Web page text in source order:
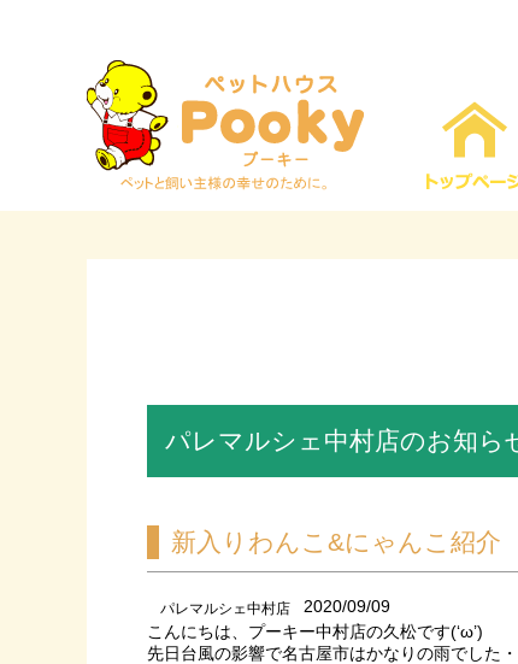
パレマルシェ中村店のお知ら
新入りわんこ&にゃんこ紹介
パレマルシェ中村店 2020/09/09
こんにちは、プーキー中村店の久松です(‘ω’)
先日台風の影響で名古屋市はかなりの雨でした・